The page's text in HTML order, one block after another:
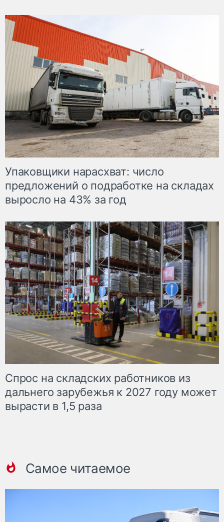
Упаковщики нарасхват: число
предложений о подработке на складах
выросло на 43% за год
Спрос на складских работников из
дальнего зарубежья к 2027 году может
вырасти в 1,5 раза
Самое читаемое